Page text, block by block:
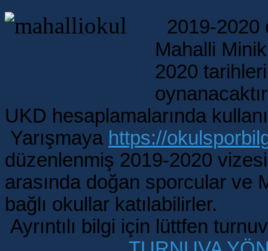
2019-2020
Mahalli
2020
UKD hesaplamalarında
Yarışmaya https://
düzenlenmiş 2019-2020 vizesi
arasında doğan sporcular ve
bağlı okullar katılabilirler.
Ayrıntılı bilgi için lüttfen